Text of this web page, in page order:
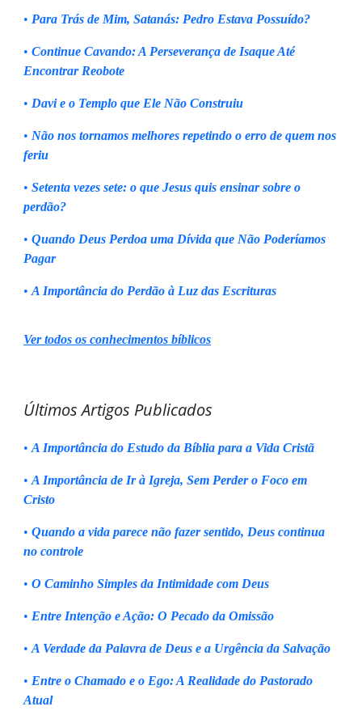
• Para Trás de Mim, Satanás: Pedro Estava Possuído?
• Continue Cavando: A Perseverança de Isaque Até
Encontrar Reobote
• Davi e o Templo que Ele Não Construiu
• Não nos tornamos melhores repetindo o erro de quem nos
feriu
• Setenta vezes sete: o que Jesus quis ensinar sobre o
perdão?
• Quando Deus Perdoa uma Dívida que Não Poderíamos
Pagar
• A Importância do Perdão à Luz das Escrituras
Ver todos os conhecimentos bíblicos
Últimos Artigos Publicados
• A Importância do Estudo da Bíblia para a Vida Cristã
• A Importância de Ir à Igreja, Sem Perder o Foco em
Cristo
• Quando a vida parece não fazer sentido, Deus continua
no controle
• O Caminho Simples da Intimidade com Deus
• Entre Intenção e Ação: O Pecado da Omissão
• A Verdade da Palavra de Deus e a Urgência da Salvação
• Entre o Chamado e o Ego: A Realidade do Pastorado
Atual